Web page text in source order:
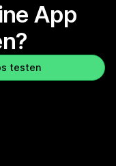
App
testen